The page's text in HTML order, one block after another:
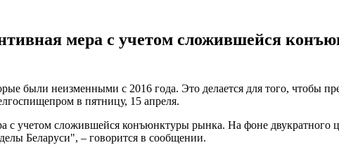
мера с учетом сложившейся
были неизменными с 2016 года. Это делается для того, чтобы
в пятницу, 15 апреля.
учетом сложившейся конъюнктуры рынка. На фоне двукратного
Беларуси", – говорится в сообщении.